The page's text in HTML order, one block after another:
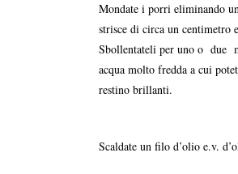
Mondate i porri eliminando
strisce di circa un centimetro
Sbollentateli per uno o due
acqua molto fredda a cui
restino brillanti.
Scaldate un filo d’olio e.v.